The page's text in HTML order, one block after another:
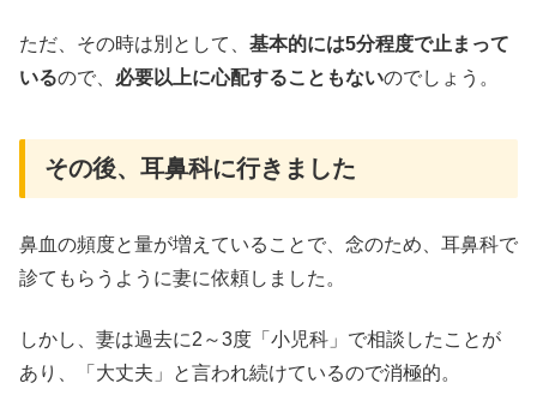
ただ、その時は別として、 基本的には5分程度で止まって
いるので、 必要以上に心配することもないのでしょう。
その後、耳鼻科に行きました
鼻血の頻度と量が増えていることで、念のため、耳鼻科で
診てもらうように妻に依頼しました。
しかし、妻は過去に2～3度「小児科」で相談したことが
あり、「大丈夫」と言われ続けているので消極的。